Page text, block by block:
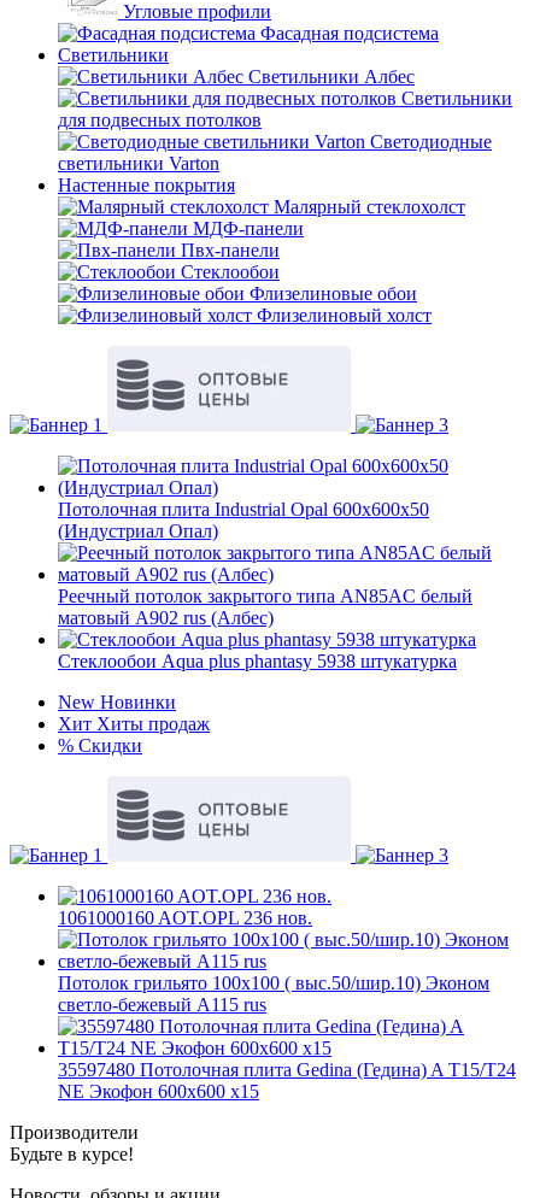
Угловые профили
Фасадная подсистема
Светильники
Светильники Албес
Светильники
для подвесных потолков
Светодиодные
светильники Varton
Настенные покрытия
Малярный стеклохолст
МДФ-панели
Пвх-панели
Стеклообои
Флизелиновые обои
Флизелиновый холст
Потолочная плита Industrial Opal 600x600x50
(Индустриал Опал)
Реечный потолок закрытого типа AN85AС белый
матовый А902 rus (Албес)
Стеклообои Aqua plus phantasy 5938 штукатурка
New Новинки
Хит Хиты продаж
% Скидки
1061000160 AOT.OPL 236 нов.
Потолок грильято 100х100 ( выс.50/шир.10) Эконом
светло-бежевый А115 rus
35597480 Потолочная плита Gedina (Гедина) A T15/T24
NE Экофон 600x600 x15
Производители
Будьте в курсе!